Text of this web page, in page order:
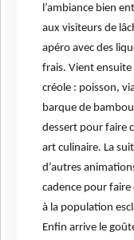
l’ambiance bien
aux visiteurs de
apéro avec des
frais. Vient
créole : poisson,
barque de
dessert pour faire
art culinaire. La
d’autres
cadence pour faire
à la population
Enfin arrive le